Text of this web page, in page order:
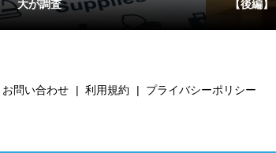
大が調査
【後編】
お問い合わせ 利用規約 プライバシーポリシー